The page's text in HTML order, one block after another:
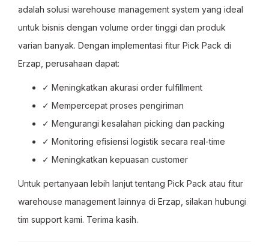
adalah solusi warehouse management system yang ideal
untuk bisnis dengan volume order tinggi dan produk
varian banyak. Dengan implementasi fitur Pick Pack di
Erzap, perusahaan dapat:
✓ Meningkatkan akurasi order fulfillment
✓ Mempercepat proses pengiriman
✓ Mengurangi kesalahan picking dan packing
✓ Monitoring efisiensi logistik secara real-time
✓ Meningkatkan kepuasan customer
Untuk pertanyaan lebih lanjut tentang Pick Pack atau fitur
warehouse management lainnya di Erzap, silakan hubungi
tim support kami. Terima kasih.